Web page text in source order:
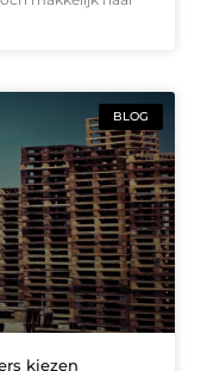
BLOG
kiezen